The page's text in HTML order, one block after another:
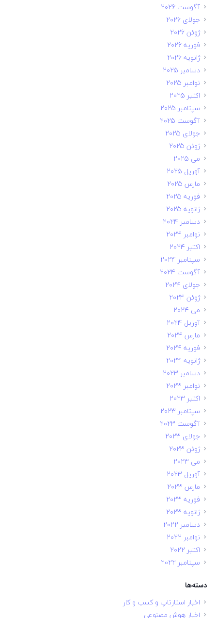
آگوست 2026
جولای 2026
ژوئن 2026
فوریه 2026
ژانویه 2026
دسامبر 2025
نوامبر 2025
اکتبر 2025
سپتامبر 2025
آگوست 2025
جولای 2025
ژوئن 2025
می 2025
آوریل 2025
مارس 2025
فوریه 2025
ژانویه 2025
دسامبر 2024
نوامبر 2024
اکتبر 2024
سپتامبر 2024
آگوست 2024
جولای 2024
ژوئن 2024
می 2024
آوریل 2024
مارس 2024
فوریه 2024
ژانویه 2024
دسامبر 2023
نوامبر 2023
اکتبر 2023
سپتامبر 2023
آگوست 2023
جولای 2023
ژوئن 2023
می 2023
آوریل 2023
مارس 2023
فوریه 2023
ژانویه 2023
دسامبر 2022
نوامبر 2022
اکتبر 2022
سپتامبر 2022
دسته‌ها
اخبار استارتاپ و کسب و کار
اخبار هوش مصنوعی